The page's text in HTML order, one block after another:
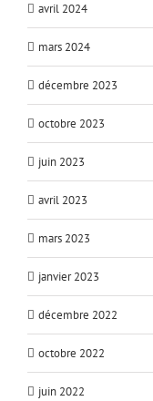
avril 2024
mars 2024
décembre 2023
octobre 2023
juin 2023
avril 2023
mars 2023
janvier 2023
décembre 2022
octobre 2022
juin 2022